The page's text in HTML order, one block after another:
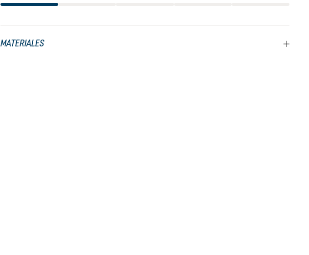
MATERIALES